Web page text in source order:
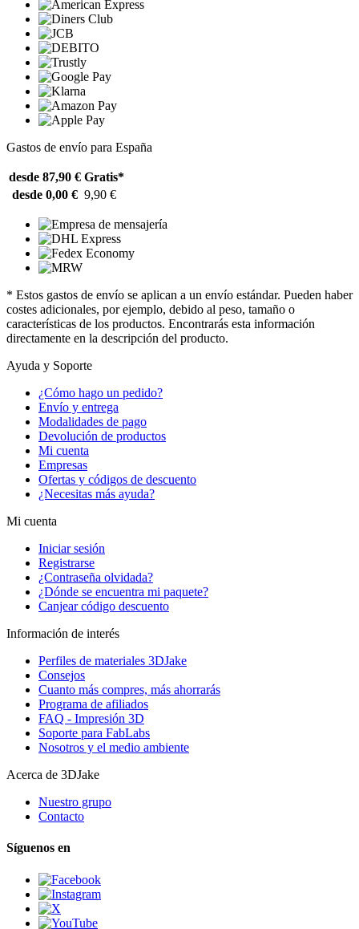
Gastos de envío para España
desde 87,90 € Gratis*
desde 0,00 € 9,90 €
* Estos gastos de envío se aplican a un envío estándar. Pueden haber
costes adicionales, por ejemplo, debido al peso, tamaño o
características de los productos. Encontrarás esta información
directamente en la descripción del producto.
Ayuda y Soporte
¿Cómo hago un pedido?
Envío y entrega
Modalidades de pago
Devolución de productos
Mi cuenta
Empresas
Ofertas y códigos de descuento
¿Necesitas más ayuda?
Mi cuenta
Iniciar sesión
Registrarse
¿Contraseña olvidada?
¿Dónde se encuentra mi paquete?
Canjear código descuento
Información de interés
Perfiles de materiales 3DJake
Consejos
Cuanto más compres, más ahorrarás
Programa de afiliados
FAQ - Impresión 3D
Soporte para FabLabs
Nosotros y el medio ambiente
Acerca de 3DJake
Nuestro grupo
Contacto
Síguenos en